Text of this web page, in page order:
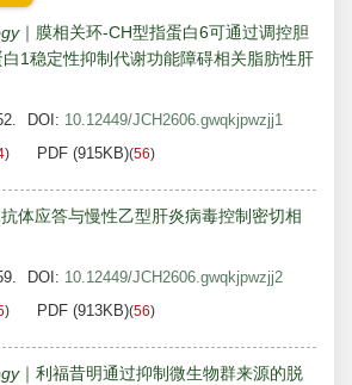
｜膜相关环-CH型指蛋白6可通过调控胆
1稳定性抑制代谢功能障碍相关脂肪性肝
DOI: 10.12449/JCH2606.gwqkjpwzjj1
) PDF (915KB)(56)
体应答与慢性乙型肝炎病毒控制密切相
DOI: 10.12449/JCH2606.gwqkjpwzjj2
) PDF (913KB)(56)
｜利福昔明通过抑制微生物群来源的脱